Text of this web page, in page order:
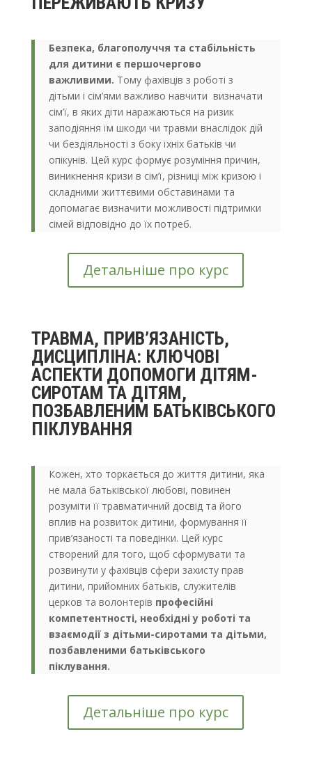
Безпека, благополуччя та стабільність
для дитини є першочергово
важливими. Тому фахівців з роботі з
дітьми і сім’ями важливо навчити визначати
сім’ї, в яких діти наражаються на ризик
заподіяння їм шкоди чи травми внаслідок дій
чи бездіяльності з боку їхніх батьків чи
опікунів. Цей курс формує розуміння причин,
виникнення кризи в сім’ї, різниці між кризою і
складними життєвими обставинами та
допомагає визначити можливості підтримки
сімей відповідно до їх потреб.
Детальніше про курс
ТРАВМА, ПРИВ’ЯЗАНІСТЬ,
ДИСЦИПЛІНА: КЛЮЧОВІ
АСПЕКТИ ДОПОМОГИ ДІТЯМ-
СИРОТАМ ТА ДІТЯМ,
ПОЗБАВЛЕНИМ БАТЬКІВСЬКОГО
ПІКЛУВАННЯ
Кожен, хто торкається до життя дитини, яка
не мала батьківської любові, повинен
розуміти її травматичний досвід та його
вплив на розвиток дитини, формування її
прив’язаності та поведінки. Цей курс
створений для того, щоб сформувати та
розвинути у фахівців сфери захисту прав
дитини, прийомних батьків, служителів
церков та волонтерів професійні
компетентності, необхідні у роботі та
взаємодії з дітьми-сиротами та дітьми,
позбавленими батьківського
піклування.
Детальніше про курс